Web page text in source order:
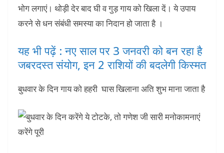
भोग लगाएं। थोड़ी देर बाद घी व गुड़ गाय को खिला दें। ये उपाय
करने से धन संबंधी समस्या का निदान हो जाता है ।
यह भी पढ़ें : नए साल पर 3 जनवरी को बन रहा है
जबरदस्त संयोग, इन 2 राशियों की बदलेगी किस्मत
बुधवार के दिन गाय को हहरी घास खिलाना अति शुभ माना जाता है